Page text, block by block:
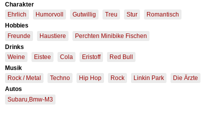
Charakter
Ehrlich
Humorvoll Gutwillig Treu Stur
Romantisch
Hobbies
Freunde
Haustiere
Perchten Minibike Fischen
Drinks
Weine
Eistee Cola Eristoff
Red Bull
Musik
Rock / Metal
Techno Hip Hop Rock Linkin Park
Die Ärzte
Autos
Subaru,Bmw-M3